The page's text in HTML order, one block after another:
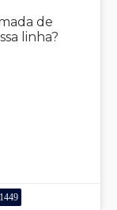
de
linha?
1449